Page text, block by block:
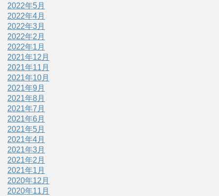
2022年5月
2022年4月
2022年3月
2022年2月
2022年1月
2021年12月
2021年11月
2021年10月
2021年9月
2021年8月
2021年7月
2021年6月
2021年5月
2021年4月
2021年3月
2021年2月
2021年1月
2020年12月
2020年11月